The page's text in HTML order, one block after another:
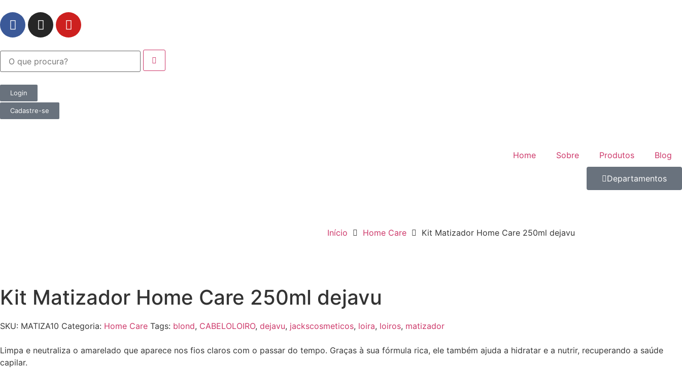
Login
Cadastre-se
Home Sobre Produtos Blog
Departamentos
Início Home Care Kit Matizador Home Care 250ml dejavu
Kit Matizador Home Care 250ml dejavu
SKU: MATIZA10 Categoria: Home Care Tags: blond, CABELOLOIRO, dejavu, jackscosmeticos, loira, loiros, matizador
Limpa e neutraliza o amarelado que aparece nos fios claros com o passar do tempo. Graças à sua fórmula rica, ele também ajuda a hidratar e a nutrir, recuperando a saúde
capilar.